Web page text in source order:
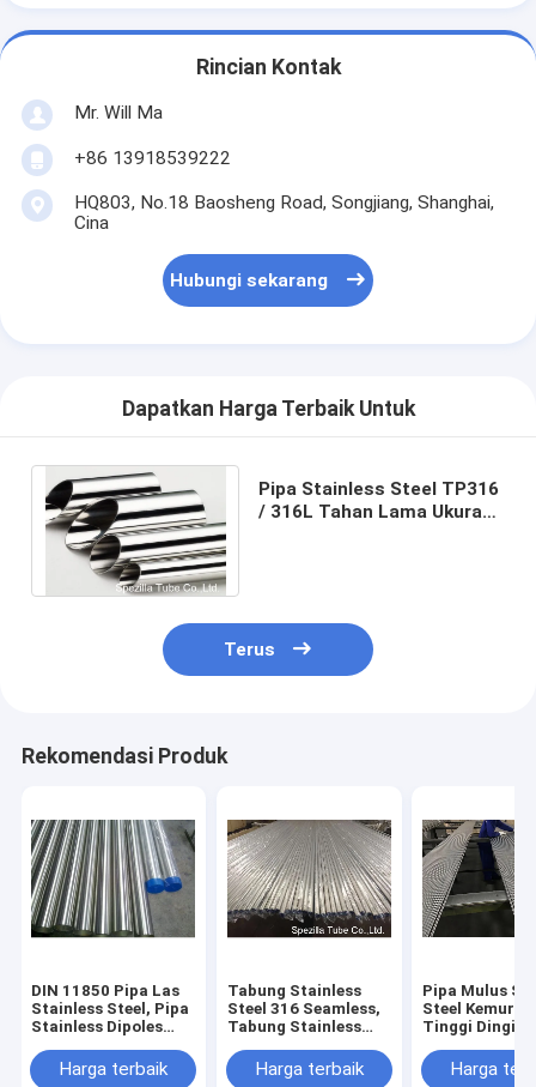
Rincian Kontak
Mr. Will Ma
+86 13918539222
HQ803, No.18 Baosheng Road, Songjiang, Shanghai,
Cina
Hubungi sekarang
Dapatkan Harga Terbaik Untuk
Pipa Stainless Steel TP316
/ 316L Tahan Lama Ukuran
Terus
Rekomendasi Produk
DIN 11850 Pipa Las
Stainless Steel, Pipa
Stainless Dipoles
DipolesHarga terbaik
Tabung Stainless
Steel 316 Seamless,
Tabung Stainless
Electropolished
Harga terbaik
Pipa Mulus
Steel
Tinggi Dingin
Industri
Harga